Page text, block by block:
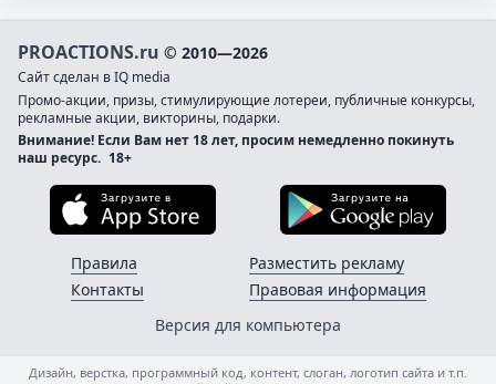
PROACTIONS.ru © 2010—2026
Сайт сделан в IQ media
Промо-акции, призы, стимулирующие лотереи, публичные конкурсы,
рекламные акции, викторины, подарки.
Внимание! Если Вам нет 18 лет, просим немедленно покинуть
наш ресурс. 18+
Загрузите в App Store
Правила
Контакты
Разместить рекламу
Правовая информация
Версия для компьютера
Дизайн, верстка, программный код, контент, слоган, логотип сайта и т.п.